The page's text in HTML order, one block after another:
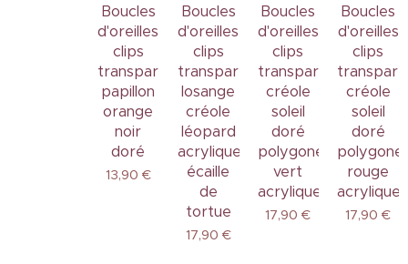
Boucles
d'oreilles
clips
transparents
papillon
orange
noir
doré
13,90 €
Boucles
d'oreilles
clips
transparents
losange
créole
léopard
acrylique
écaille
de
tortue
17,90 €
Boucles
d'oreilles
clips
transparents
créole
soleil
doré
polygone
vert
acrylique
17,90 €
Boucles
d'oreilles
clips
créole
soleil
doré
polygone
rouge
acrylique
17,90 €